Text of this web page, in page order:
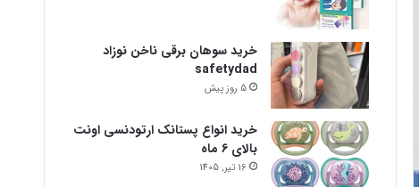
خرید سوهان برقی ناخن نوزاد
safetydad
5 روز پیش
خرید انواع پستانک ارتودنسی اونت
بالای 6 ماه
16 تیر, 1405